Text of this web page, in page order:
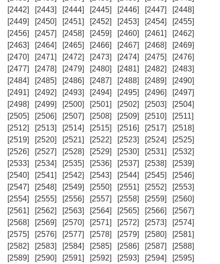
[2442]
[2443] [2444] [2445] [2446] [2447]
[2448]
[2449]
[2450] [2451] [2452] [2453] [2454]
[2455]
[2456]
[2457] [2458] [2459] [2460] [2461]
[2462]
[2463]
[2464] [2465] [2466] [2467] [2468]
[2469]
[2470]
[2471] [2472] [2473] [2474] [2475]
[2476]
[2477]
[2478] [2479] [2480] [2481] [2482]
[2483]
[2484]
[2485] [2486] [2487] [2488] [2489]
[2490]
[2491]
[2492] [2493] [2494] [2495] [2496]
[2497]
[2498]
[2499] [2500] [2501] [2502] [2503]
[2504]
[2505]
[2506] [2507] [2508] [2509] [2510]
[2511]
[2512]
[2513] [2514] [2515] [2516] [2517]
[2518]
[2519]
[2520] [2521] [2522] [2523] [2524]
[2525]
[2526]
[2527] [2528] [2529] [2530] [2531]
[2532]
[2533]
[2534] [2535] [2536] [2537] [2538]
[2539]
[2540]
[2541] [2542] [2543] [2544] [2545]
[2546]
[2547]
[2548] [2549] [2550] [2551] [2552]
[2553]
[2554]
[2555] [2556] [2557] [2558] [2559]
[2560]
[2561]
[2562] [2563] [2564] [2565] [2566]
[2567]
[2568]
[2569] [2570] [2571] [2572] [2573]
[2574]
[2575]
[2576] [2577] [2578] [2579] [2580]
[2581]
[2582]
[2583] [2584] [2585] [2586] [2587]
[2588]
[2589]
[2590] [2591] [2592] [2593] [2594]
[2595]